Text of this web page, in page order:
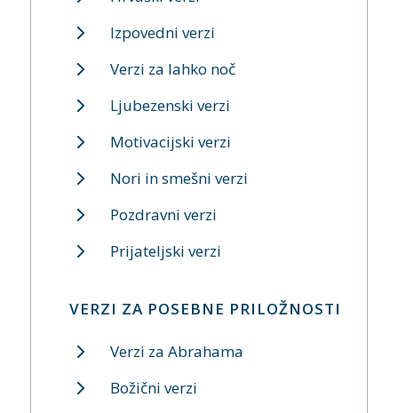
Izpovedni verzi
Verzi za lahko noč
Ljubezenski verzi
Motivacijski verzi
Nori in smešni verzi
Pozdravni verzi
Prijateljski verzi
VERZI ZA POSEBNE PRILOŽNOSTI
Verzi za Abrahama
Božični verzi